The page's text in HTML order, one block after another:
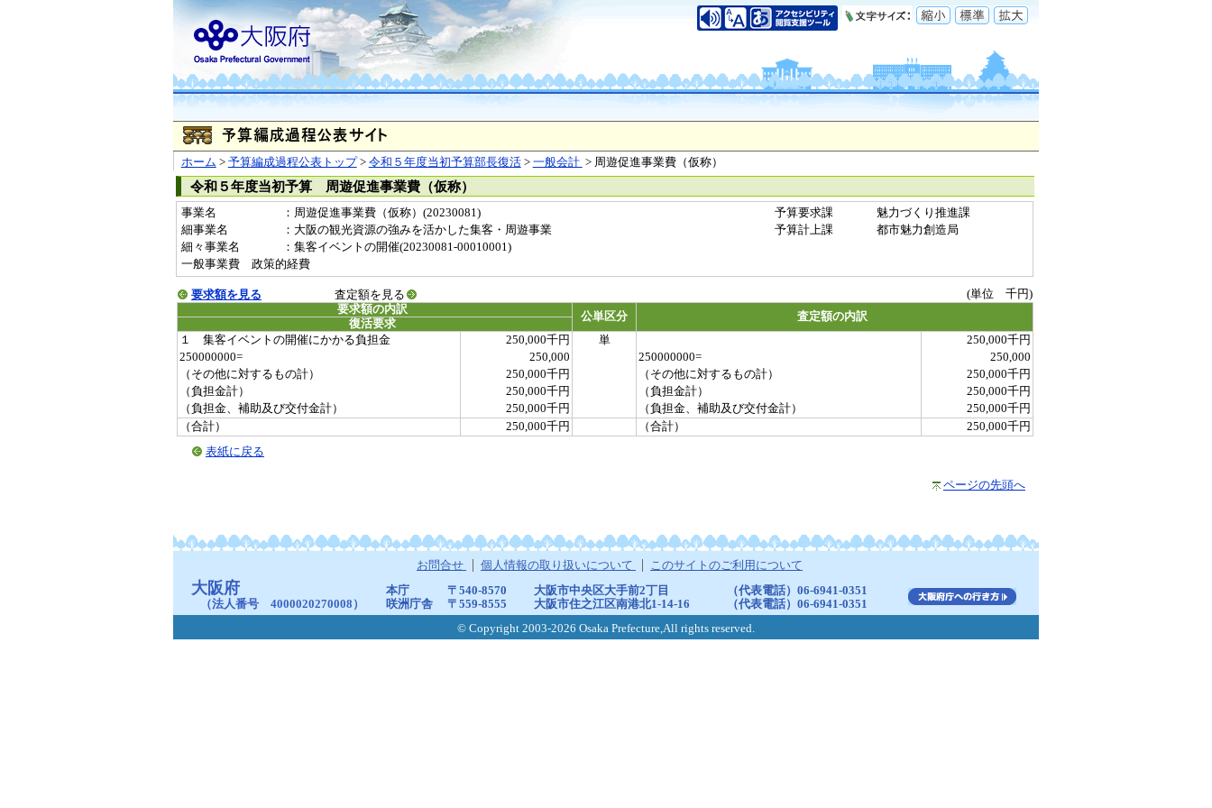
ホーム > 予算編成過程公表トップ> 令和５年度当初予算部長復活> 一般会計 > 周遊促進事業費（仮称）
令和５年度当初予算 周遊促進事業費（仮称）
事業名 ：周遊促進事業費（仮称）(20230081) 予算要求課
魅力づくり推進課
細事業名
：大阪の観光資源の強みを活かした集客・周遊事業 予算計上課
都市魅力創造局
細々事業名
：集客イベントの開催(20230081-00010001)
一般事業費 政策的経費
要求額を見る 査定額を見る
(単位 千円)
要求額の内訳
公単区分 査定額の内訳
復活要求
１ 集客イベントの開催にかかる負担金
250,000千円 単
250,000千円
250000000=
250,000 250000000=
250,000
（その他に対するもの計）
250,000千円 （その他に対するもの計）
250,000千円
（負担金計）
250,000千円 （負担金計）
250,000千円
（負担金、補助及び交付金計）
250,000千円 （負担金、補助及び交付金計）
250,000千円
（合計）
250,000千円 （合計）
250,000千円
表紙に戻る
ページの先頭へ
お問合せ 個人情報の取り扱いについて このサイトのご利用について
大阪府
（法人番号 4000020270008）
本庁 〒540-8570 大阪市中央区大手前2丁目
（代表電話）06-6941-0351
咲洲庁舎
〒559-8555 大阪市住之江区南港北1-14-16
（代表電話）06-6941-0351
© Copyright 2003-2026 Osaka Prefecture,All rights reserved.